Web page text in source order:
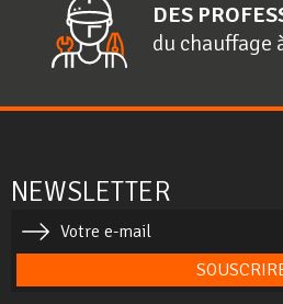
DES
du chauffage
NEWSLETTER